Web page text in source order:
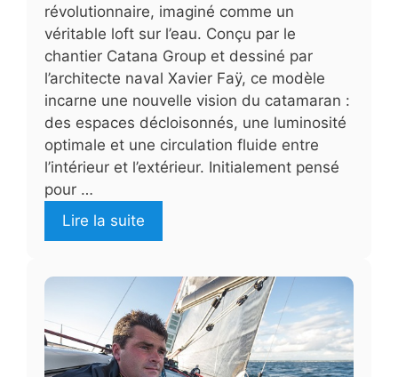
révolutionnaire, imaginé comme un
véritable loft sur l’eau. Conçu par le
chantier Catana Group et dessiné par
l’architecte naval Xavier Faÿ, ce modèle
incarne une nouvelle vision du catamaran :
des espaces décloisonnés, une luminosité
optimale et une circulation fluide entre
l’intérieur et l’extérieur. Initialement pensé
pour …
Lire la suite